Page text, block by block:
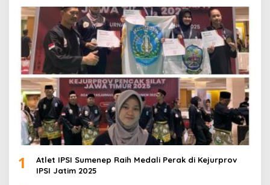
1
Atlet IPSI Sumenep Raih Medali Perak di Kejurprov
IPSI Jatim 2025